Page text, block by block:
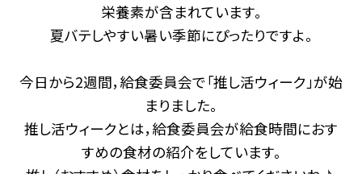
栄養素が含まれています。
夏バテしやすい暑い季節にぴったりですよ。
今日から2週間，給食委員会で「推し活ウィーク」が始
まりました。
推し活ウィークとは，給食委員会が給食時間におす
すめの食材の紹介をしています。